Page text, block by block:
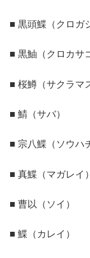
■ 黒頭鰈（クロガ
■ 黒鮋（クロカサ
■ 桜鱒（サクラマ
■ 鯖（サバ）
■ 宗八鰈（ソウハ
■ 真鰈（マガレイ）
■ 曹以（ソイ）
■ 鰈（カレイ）